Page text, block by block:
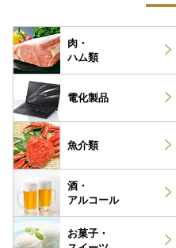
肉・
ハム類
電化製品
魚介類
酒・
アルコール
お菓子・